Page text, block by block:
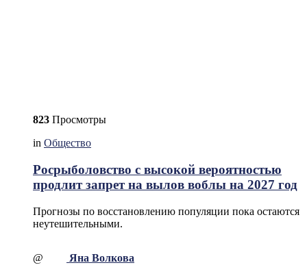
823 Просмотры
in Общество
Росрыболовство с высокой вероятностью
продлит запрет на вылов воблы на 2027 год
Прогнозы по восстановлению популяции пока остаются
неутешительными.
@ Яна Волкова